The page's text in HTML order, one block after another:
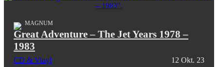
MAGNUM
Great Adventure – The Jet Years 1978 –
1983
CD & Vinyl 12 Okt. 23